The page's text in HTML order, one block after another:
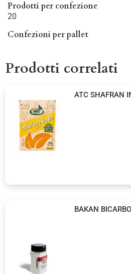
Prodotti per confezione
20
Confezioni per pallet
Prodotti correlati
ATC SHAFRAN
BAKAN